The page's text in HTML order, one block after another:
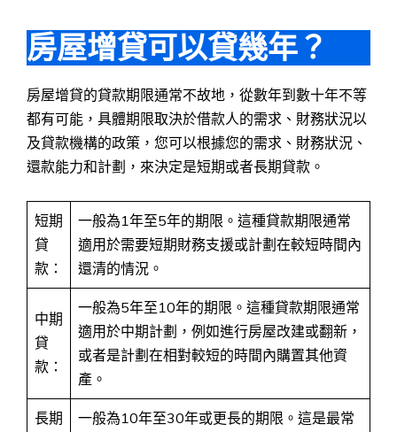
房屋增貸可以貸幾年？
房屋增貸的貸款期限通常不故地，從數年到數十年不等
都有可能，具體期限取決於借款人的需求、財務狀況以
及貸款機構的政策，您可以根據您的需求、財務狀況、
還款能力和計劃，來決定是短期或者長期貸款。
短期
貸
款：
一般為1年至5年的期限。這種貸款期限通常
適用於需要短期財務支援或計劃在較短時間內
還清的情況。
中期
貸
款：
一般為5年至10年的期限。這種貸款期限通常
適用於中期計劃，例如進行房屋改建或翻新，
或者是計劃在相對較短的時間內購置其他資
產。
長期
一般為10年至30年或更長的期限。這是最常